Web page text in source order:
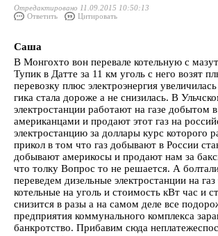
Отредактировано 11.09.2015 10:50:13
Ответить
Цитировать
Саша
В Монгохто вон перевале котельную с
Тупик в Датте за 11 км уголь с него возят
перевозку плюс электроэнергия
гика стала дороже а не снизилась. В
электростанции работают на газе добытом
американцами и продают этот газ на
электростанцию за доллары курс которого
прикол в том что газ добывают в России
добывают америкосы и продают нам за
что толку Вопрос то не решается. А
переведем дизельные электростанции на
котельные на уголь и стоимость кВт час и
снизится в разы а на самом деле все
предприятия коммунального комплекса
банкротство. Прибавим сюда